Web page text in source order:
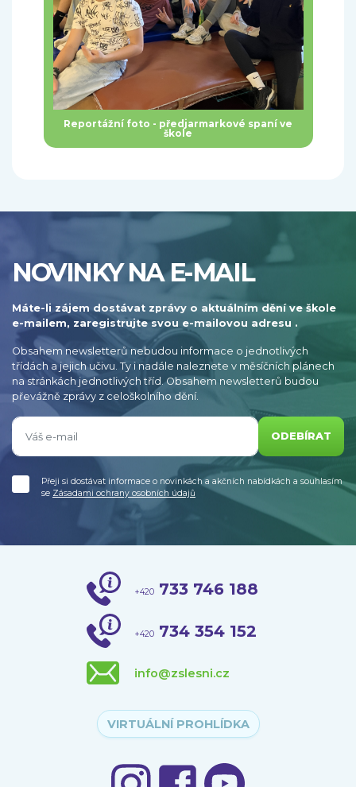
Reportážní foto - předjarmarkové spaní ve
škole
NOVINKY NA E-MAIL
Máte-li zájem dostávat zprávy o aktuálním dění ve škole
e-mailem, zaregistrujte svou e-mailovou adresu .
Obsahem newsletterů nebudou informace o jednotlivých
třídách a jejich učivu. Ty i nadále naleznete v měsíčních plánech
na stránkách jednotlivých tříd. Obsahem newsletterů budou
převážně zprávy z celoškolního dění.
ODEBÍRAT
Přeji si dostávat informace o novinkách a akčních nabídkách a souhlasím
se Zásadami ochrany osobních údajů
+420 733 746 188
+420 734 354 152
info@zslesni.cz
VIRTUÁLNÍ PROHLÍDKA